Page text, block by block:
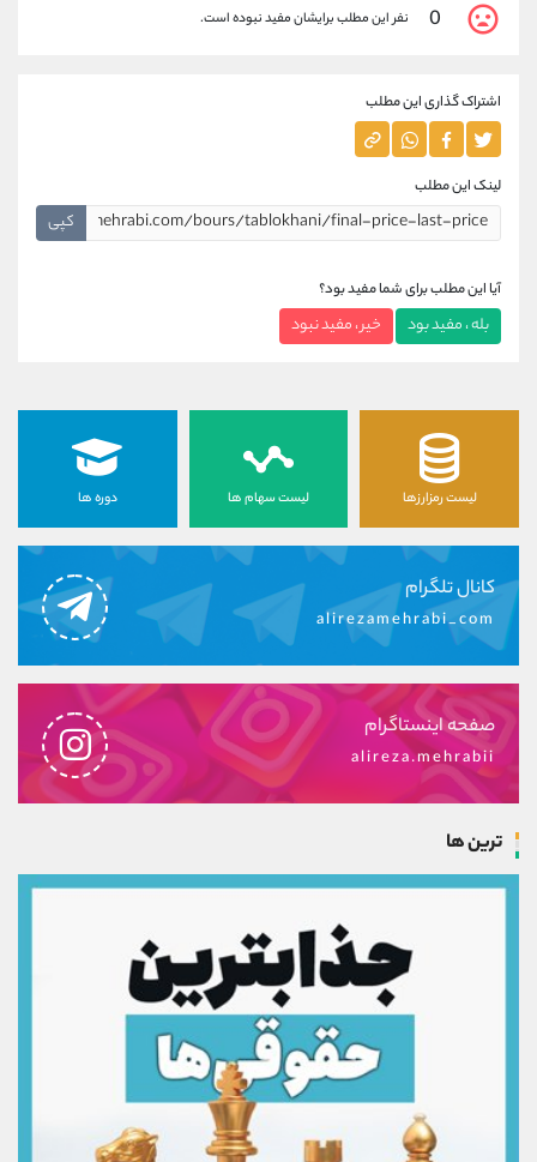
0 نفر این مطلب برایشان مفید نبوده است.
اشتراک گذاری این مطلب
لینک این مطلب
کپی
آیا این مطلب برای شما مفید بود؟
بله ، مفید بود خیر ، مفید نبود
لیست رمزارزها لیست سهام ها دوره ها
کانال تلگرام
alirezamehrabi_com
صفحه اینستاگرام
alireza.mehrabii
ترین ها